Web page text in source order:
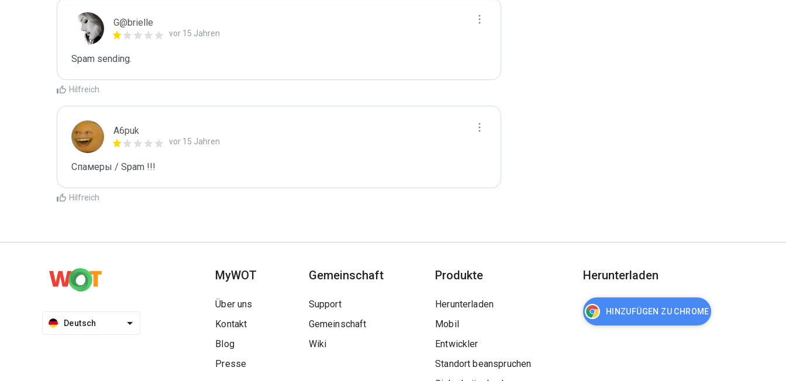
G@brielle
vor 15 Jahren
Spam sending.
Hilfreich
A6puk
vor 15 Jahren
Спамеры / Spam !!!
Hilfreich
Deutsch
MyWOT
Über uns
Kontakt
Blog
Presse
Gemeinschaft
Support
Gemeinschaft
Wiki
Produkte
Herunterladen
Mobil
Entwickler
Standort beanspruchen
Herunterladen
HINZUFÜGEN ZU CHROME